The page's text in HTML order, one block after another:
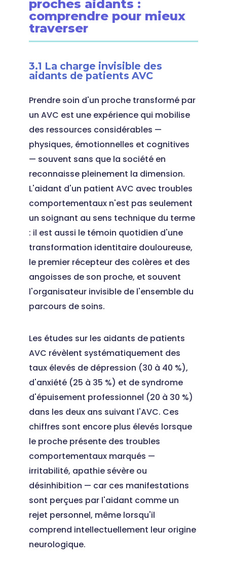
proches aidants :
comprendre pour mieux
traverser
3.1 La charge invisible des
aidants de patients AVC
Prendre soin d'un proche transformé par
un AVC est une expérience qui mobilise
des ressources considérables —
physiques, émotionnelles et cognitives
— souvent sans que la société en
reconnaisse pleinement la dimension.
L'aidant d'un patient AVC avec troubles
comportementaux n'est pas seulement
un soignant au sens technique du terme
: il est aussi le témoin quotidien d'une
transformation identitaire douloureuse,
le premier récepteur des colères et des
angoisses de son proche, et souvent
l'organisateur invisible de l'ensemble du
parcours de soins.
Les études sur les aidants de patients
AVC révèlent systématiquement des
taux élevés de dépression (30 à 40 %),
d'anxiété (25 à 35 %) et de syndrome
d'épuisement professionnel (20 à 30 %)
dans les deux ans suivant l'AVC. Ces
chiffres sont encore plus élevés lorsque
le proche présente des troubles
comportementaux marqués —
irritabilité, apathie sévère ou
désinhibition — car ces manifestations
sont perçues par l'aidant comme un
rejet personnel, même lorsqu'il
comprend intellectuellement leur origine
neurologique.